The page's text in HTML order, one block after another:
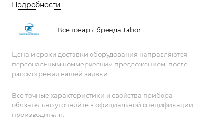
точности, он идеально подходит для различных
метрологии.
Подробности
Все товары бренда Tabor
Цена и сроки доставки оборудования направляются
персональным коммерческим предложением, после
рассмотрения вашей заявки.
Все точные характеристики и свойства прибора
обязательно уточняйте в официальной спецификации
производителя.